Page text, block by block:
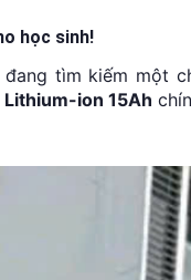
học sinh!
tìm kiếm một
Lithium-ion 15Ah